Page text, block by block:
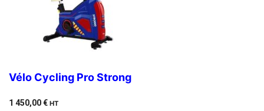
Vélo Cycling Pro Strong
1 450,00€ HT